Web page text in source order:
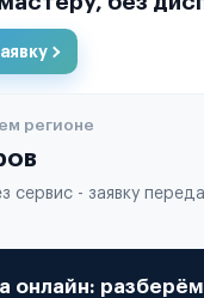
регионе
сервис - заявку
онлайн: